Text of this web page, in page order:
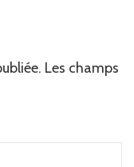
Les champs